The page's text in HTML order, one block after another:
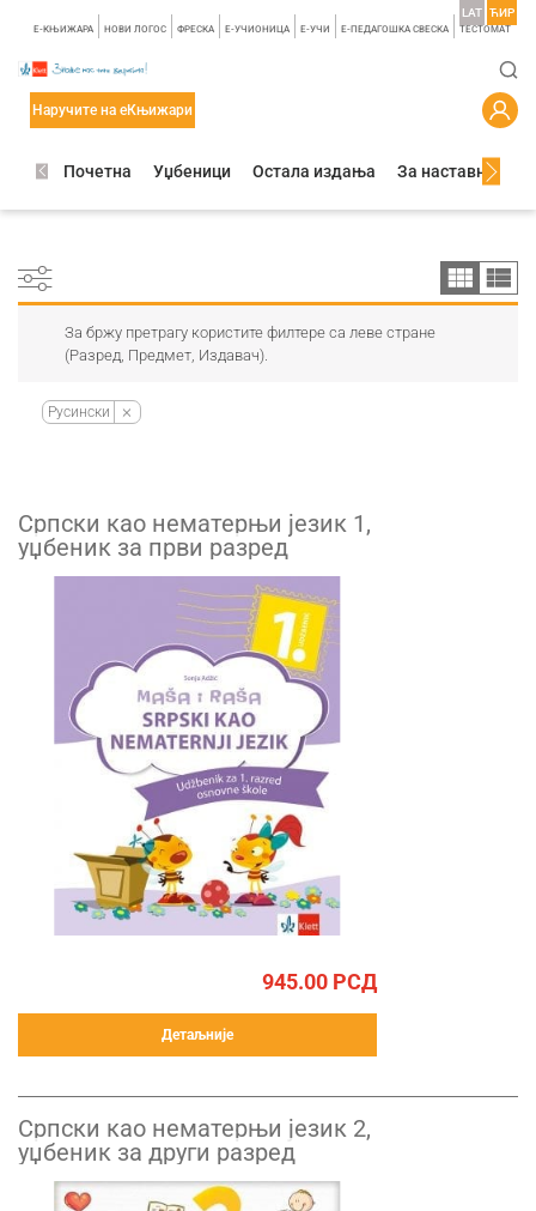
E-КЊИЖАРА НОВИ ЛОГОС ФРЕСКА E-УЧИОНИЦА E-УЧИ Е-ПЕДАГОШКА СВЕСКА TЕСТОМАТ
LAT ЋИР
Наручите на еКњижари
Почетна Уџбеници Остала издања За наставнике
За бржу претрагу користите филтере са леве стране
(Разред, Предмет, Издавач).
Русински
Српски као нематерњи језик 1,
уџбеник за први разред
945.00 РСД
Детаљније
Српски као нематерњи језик 2,
уџбеник за други разред